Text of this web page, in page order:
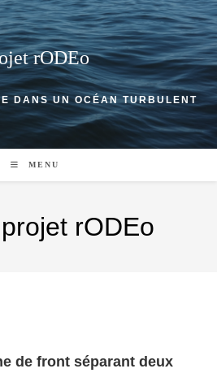
rODEo
DANS UN OCÉAN TURBULENT
MENU
rODEo
de front séparant deux